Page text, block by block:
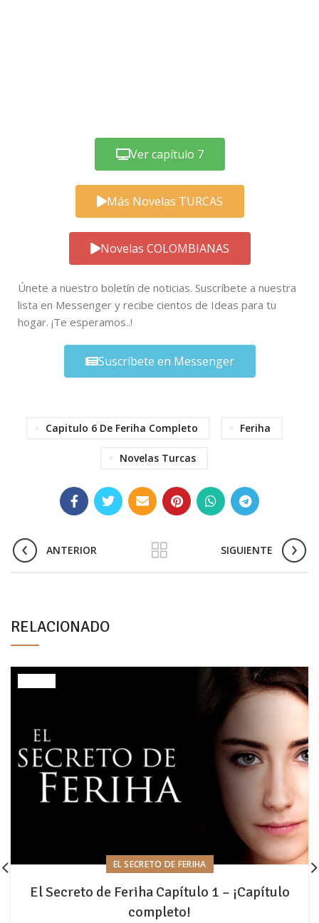
Ver capítulo 7
Más Novelas TURCAS
Novelas COLOMBIANAS
Únete a nuestro boletín de noticias. Suscríbete a nuestra
lista en Messenger y recibe cientos de Ideas para tu
hogar. ¡Te esperamos..!
Suscríbete en Messenger
Capitulo 6 De Feriha Completo Feriha
Novelas Turcas
ANTERIOR SIGUIENTE
RELACIONADO
EL SECRETO DE FERIHA
El Secreto de Feriha Capítulo 1 – ¡Capítulo
completo!